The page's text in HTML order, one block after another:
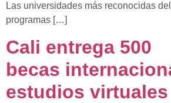
Las universidades más reconocidas
programas […]
Cali entrega 500
becas
estudios virtuales